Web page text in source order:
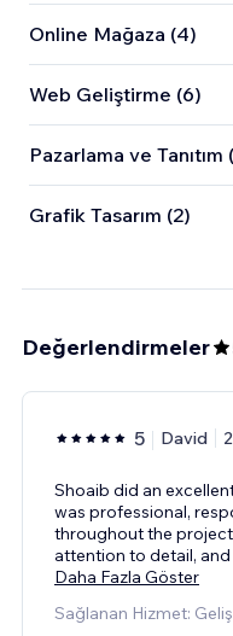
Online Mağaza (4)
Web Geliştirme (6)
Pazarlama ve Tanıtım
Grafik Tasarım (2)
Değerlendirmeler
5 David
Shoaib did an
was professional,
throughout the
attention to detail,
Daha Fazla Göster
Sağlanan Hizmet: